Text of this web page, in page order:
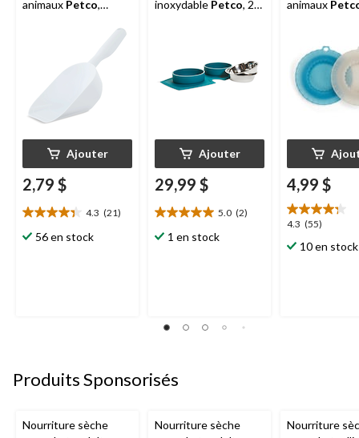
animaux Petco,
Ajouter
2,79 $
4.3 (21)
4.3
étoile(s)
56 en stock
inoxydable Petco, 2
Ajouter
29,99 $
5.0 (2)
5.0
étoile(s)
1 en stock
animaux
4,99 $
4.3 (55)
4.3
étoile(s)
sur
10 en stock
Produits Sponsorisés
Nourriture sèche
Nourriture sèche
Nourriture